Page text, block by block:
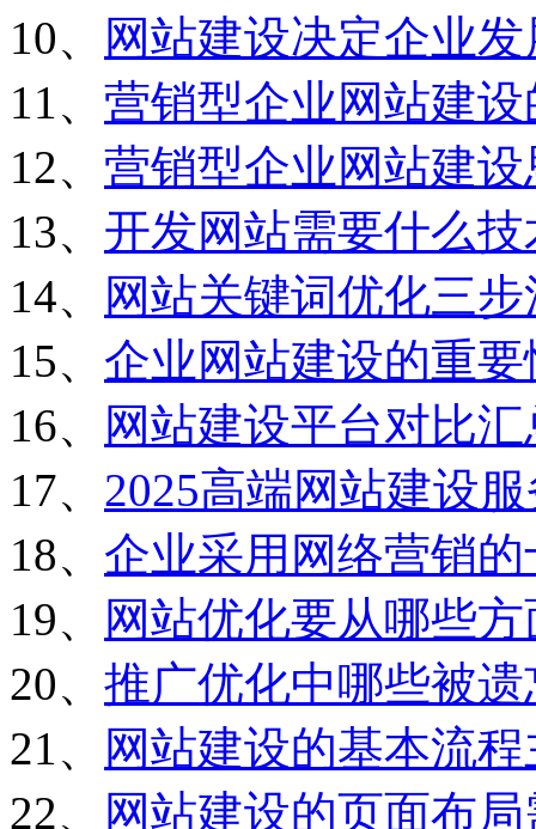
10、
网站建设决定企业
11、 营销型企业网站建
12、 营销型企业网站建设
13、 开发网站需要什么技
14、
网站关键词优化三步
15、 企业网站建设的重要
16、
网站建设平台对比汇
17、 2025高端网站建设
18、 企业采用网络营销
19、
网站优化要从哪些
20、 推广优化中哪些被
21、
网站建设的基本流
22、
网站建设的页面布